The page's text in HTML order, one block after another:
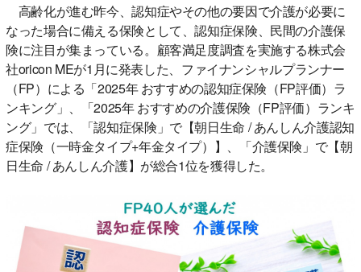
高齢化が進む昨今、認知症やその他の要因で介護が必要に
なった場合に備える保険として、認知症保険、民間の介護保
険に注目が集まっている。顧客満足度調査を実施する株式会
社oricon MEが1月に発表した、ファイナンシャルプランナー
（FP）による「2025年 おすすめの認知症保険（FP評価）ラ
ンキング」、「2025年 おすすめの介護保険（FP評価）ランキ
ング」では、「認知症保険」で【朝日生命 / あんしん介護認知
症保険（一時金タイプ+年金タイプ）】、「介護保険」で【朝
日生命 / あんしん介護】が総合1位を獲得した。